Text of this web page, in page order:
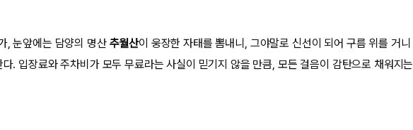
, 눈앞에는 담양의 명산 추월산이 웅장한 자태를 뽐내니, 그야말로 신선이 되어 구름 위를 거니
. 입장료와 주차비가 모두 무료라는 사실이 믿기지 않을 만큼, 모든 걸음이 감탄으로 채워지는